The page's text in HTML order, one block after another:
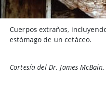
Cuerpos extraños,
estómago de un cetáceo.
Cortesía del Dr. James McBain.